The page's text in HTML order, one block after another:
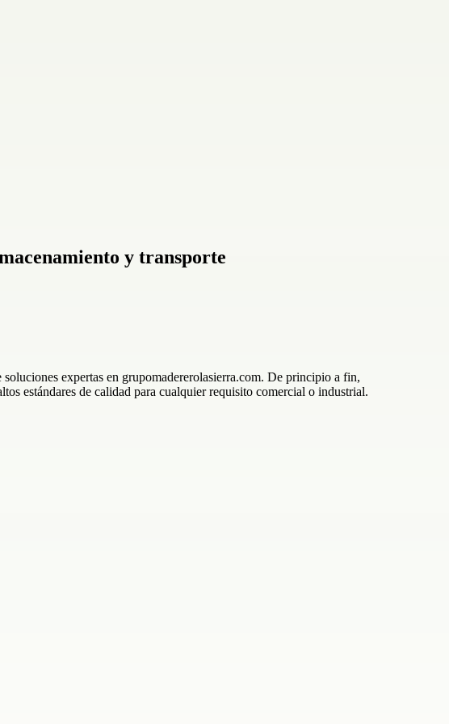
y transporte
expertas en grupomadererolasierra.com. De principio a fin,
estándares de calidad para cualquier requisito comercial o industrial.